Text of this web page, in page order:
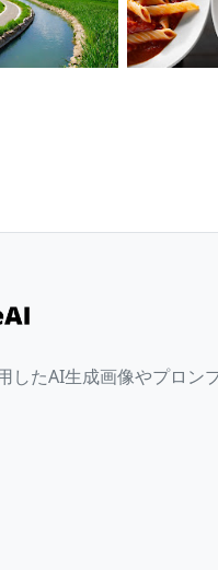
したAI生成画像やプロン